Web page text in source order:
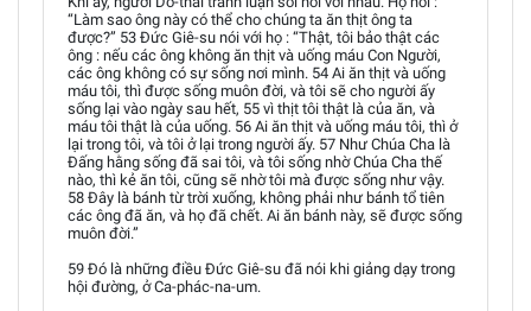
“Làm sao ông này có thể cho chúng ta ăn thịt ông ta
được?” 53 Đức Giê-su nói với họ : “Thật, tôi bảo thật các
ông : nếu các ông không ăn thịt và uống máu Con Người,
các ông không có sự sống nơi mình. 54 Ai ăn thịt và uống
máu tôi, thì được sống muôn đời, và tôi sẽ cho người ấy
sống lại vào ngày sau hết, 55 vì thịt tôi thật là của ăn, và
máu tôi thật là của uống. 56 Ai ăn thịt và uống máu tôi, thì ở
lại trong tôi, và tôi ở lại trong người ấy. 57 Như Chúa Cha là
Đấng hằng sống đã sai tôi, và tôi sống nhờ Chúa Cha thế
nào, thì kẻ ăn tôi, cũng sẽ nhờ tôi mà được sống như vậy.
58 Đây là bánh từ trời xuống, không phải như bánh tổ tiên
các ông đã ăn, và họ đã chết. Ai ăn bánh này, sẽ được sống
muôn đời.”
59 Đó là những điều Đức Giê-su đã nói khi giảng dạy trong
hội đường, ở Ca-phác-na-um.